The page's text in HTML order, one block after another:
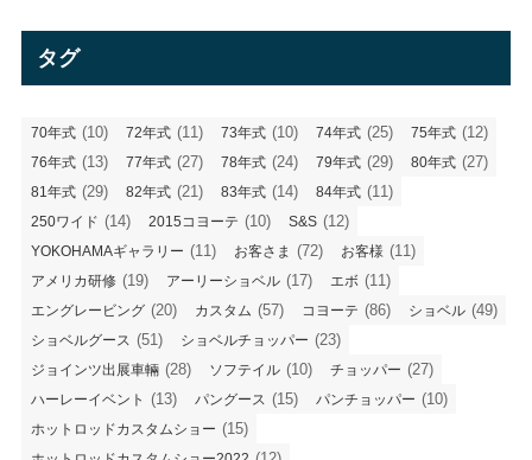
タグ
70年式 (10) 72年式 (11) 73年式 (10) 74年式 (25) 75年式 (12)
76年式 (13) 77年式 (27) 78年式 (24) 79年式 (29) 80年式 (27)
81年式 (29) 82年式 (21) 83年式 (14) 84年式 (11)
250ワイド (14) 2015コヨーテ (10) S&S (12)
YOKOHAMAギャラリー (11) お客さま (72) お客様 (11)
アメリカ研修 (19) アーリーショベル (17) エボ (11)
エングレービング (20) カスタム (57) コヨーテ (86) ショベル (49)
ショベルグース (51) ショベルチョッパー (23)
ジョインツ出展車輛 (28) ソフテイル (10) チョッパー (27)
ハーレーイベント (13) パングース (15) パンチョッパー (10)
ホットロッドカスタムショー (15)